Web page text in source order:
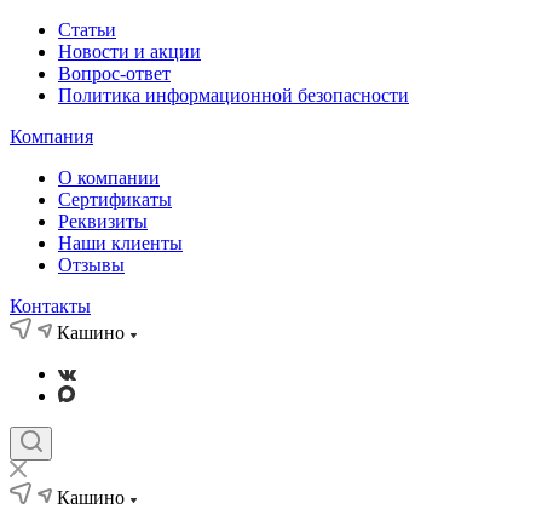
Статьи
Новости и акции
Вопрос-ответ
Политика информационной безопасности
Компания
О компании
Сертификаты
Реквизиты
Наши клиенты
Отзывы
Контакты
Кашино
Кашино